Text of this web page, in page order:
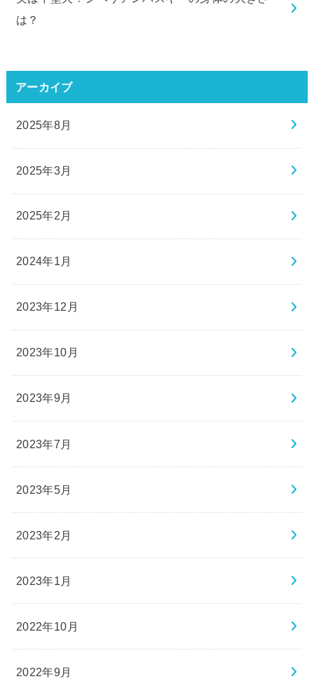
は？
アーカイブ
2025年8月
2025年3月
2025年2月
2024年1月
2023年12月
2023年10月
2023年9月
2023年7月
2023年5月
2023年2月
2023年1月
2022年10月
2022年9月